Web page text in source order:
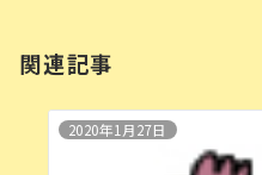
関連記事
2020年1月27日